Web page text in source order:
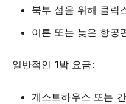
북부 섬을 위해 클락
이른 또는 늦은 항공
일반적인 1박 요금:
게스트하우스 또는